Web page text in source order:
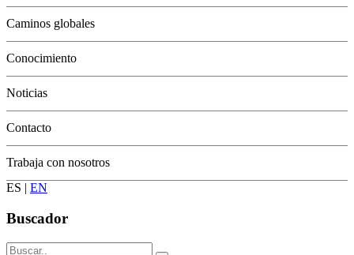
Jóvenes
Adultos
Grandes
Conservación
Caminos globales
Conocimiento
Noticias
Contacto
Trabaja con nosotros
ES | EN
Buscador